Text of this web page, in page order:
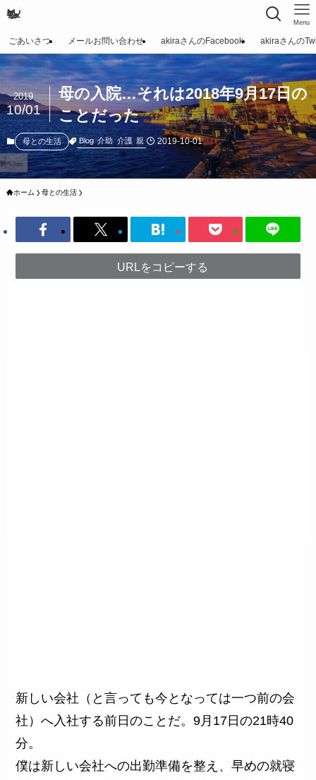
Menu
ごあいさつ メールお問い合わせ akiraさんのFacebook akiraさんの
母の入院…それは2018年9月17日の
ことだった
2019
10/01
母との生活 Blog 介助 介護 親 2019-10-01
ホーム 母との生活
URLをコピーする
新しい会社（と言っても今となっては一つ前の会
社）へ入社する前日のことだ。9月17日の21時40
分。
僕は新しい会社への出勤準備を整え、早めの就寝